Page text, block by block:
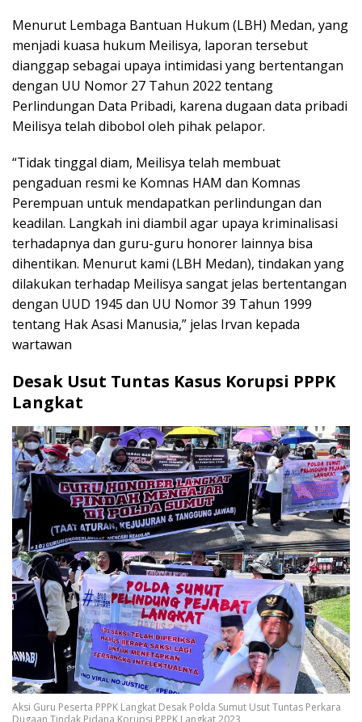
Menurut Lembaga Bantuan Hukum (LBH) Medan, yang
menjadi kuasa hukum Meilisya, laporan tersebut
dianggap sebagai upaya intimidasi yang bertentangan
dengan UU Nomor 27 Tahun 2022 tentang
Perlindungan Data Pribadi, karena dugaan data pribadi
Meilisya telah dibobol oleh pihak pelapor.
“Tidak tinggal diam, Meilisya telah membuat
pengaduan resmi ke Komnas HAM dan Komnas
Perempuan untuk mendapatkan perlindungan dan
keadilan. Langkah ini diambil agar upaya kriminalisasi
terhadapnya dan guru-guru honorer lainnya bisa
dihentikan. Menurut kami (LBH Medan), tindakan yang
dilakukan terhadap Meilisya sangat jelas bertentangan
dengan UUD 1945 dan UU Nomor 39 Tahun 1999
tentang Hak Asasi Manusia,” jelas Irvan kepada
wartawan
Desak Usut Tuntas Kasus Korupsi PPPK
Langkat
Aksi Guru Peserta PPPK Langkat Desak Polda Sumut Usut Tuntas Perkara